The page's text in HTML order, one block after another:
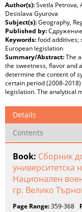
Author(s):Svetla Petrova,
Desislava Gyurova
Subject(s):Geography,
Published by:
Keywords:food additives;
European legislation
Summary/Abstract:The
the sweetness, flavor and
determine the content of
certain period (2008-
legislation. The analytical
Details
Contents
Book: Сборник
университетска
Национален
гр. Велико
Page Range:359-368